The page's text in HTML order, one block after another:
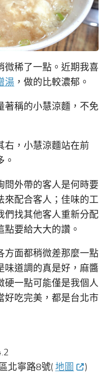
微稀了一點。近期我喜
湯 ，做的比較濃郁。
著稱的小慧涼麵，不免
右，小慧涼麵站在前
。
問外帶的客人是何時要
來配合客人；佳味的工
們找其他客人重新分配
要給大大的讚。
方面都稍微差那麼一點
味道調的真是好，麻醬
硬一點可能僅是我個人
好吃完美，都是台北市
北寧路8號( 地圖
)